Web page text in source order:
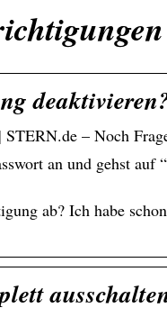
– Noch
an und gehst
ab? Ich habe